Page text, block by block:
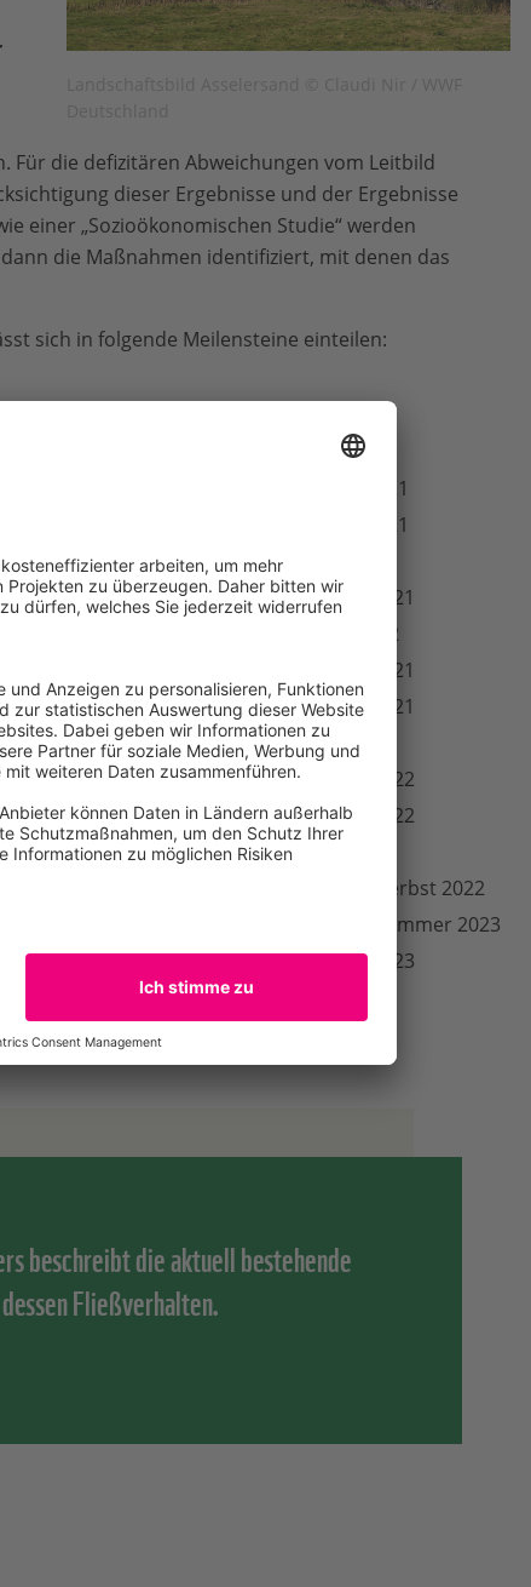
die defizitären Abweichungen vom Leitbild
dieser Ergebnisse und der Ergebnisse
einer „Sozioökonomischen Studie“ werden
die Maßnahmen identifiziert, mit denen das
sich in folgende Meilensteine einteilen:
Wann?
Februar 2021
Februar 2021
des Gewässersystems
Sommer 2021
Herbst 2022
Sommer 2021
werden sollen
Sommer 2021
Januar 2022
Situation
Frühjahr 2022
Frühjahr 2022
März 2022
der untersuchten Szenarien
Sommer/Herbst 2022
Frühjahr/Sommer 2023
Sommer 2023
beschreibt die aktuell bestehende
Fließverhalten.